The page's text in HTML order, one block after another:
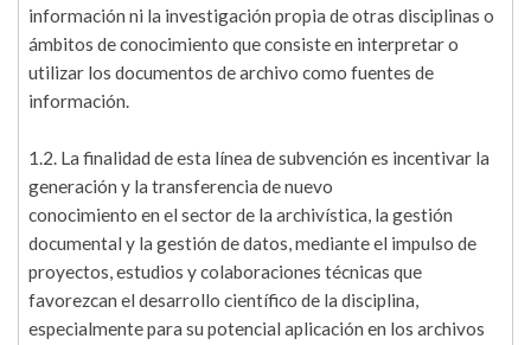
información ni la investigación propia de otras disciplinas o
ámbitos de conocimiento que consiste en interpretar o
utilizar los documentos de archivo como fuentes de
información.
1.2. La finalidad de esta línea de subvención es incentivar la
generación y la transferencia de nuevo
conocimiento en el sector de la archivística, la gestión
documental y la gestión de datos, mediante el impulso de
proyectos, estudios y colaboraciones técnicas que
favorezcan el desarrollo científico de la disciplina,
especialmente para su potencial aplicación en los archivos